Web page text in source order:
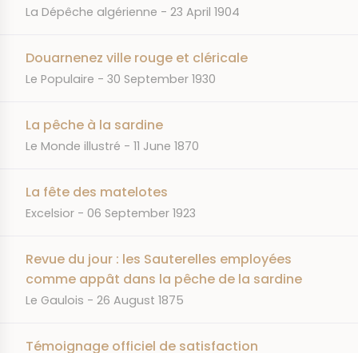
JOURNAL
La Dépêche algérienne DATE
23 April 1904
Douarnenez ville rouge et cléricale
JOURNAL
Le Populaire DATE
30 September 1930
La pêche à la sardine
JOURNAL
Le Monde illustré DATE
11 June 1870
La fête des matelotes
JOURNAL
Excelsior DATE
06 September 1923
Revue du jour : les Sauterelles employées
comme appât dans la pêche de la sardine
JOURNAL
Le Gaulois DATE
26 August 1875
Témoignage officiel de satisfaction